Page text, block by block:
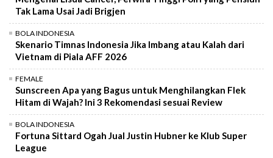
Tak Lama Usai Jadi Brigjen
BOLA INDONESIA
Skenario Timnas Indonesia Jika Imbang atau Kalah dari
Vietnam di Piala AFF 2026
FEMALE
Sunscreen Apa yang Bagus untuk Menghilangkan Flek
Hitam di Wajah? Ini 3 Rekomendasi sesuai Review
BOLA INDONESIA
Fortuna Sittard Ogah Jual Justin Hubner ke Klub Super
League